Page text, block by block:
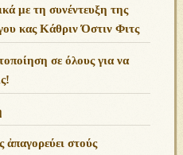
με τη συνέντευξη της
κας Κάθριν Όστιν Φιτς
σε όλους για να
στούς